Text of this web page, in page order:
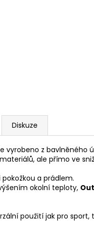
Diskuze
vyrobeno z bavlněného
ale přímo ve
a prádlem.
okolní teploty,
použití jak pro